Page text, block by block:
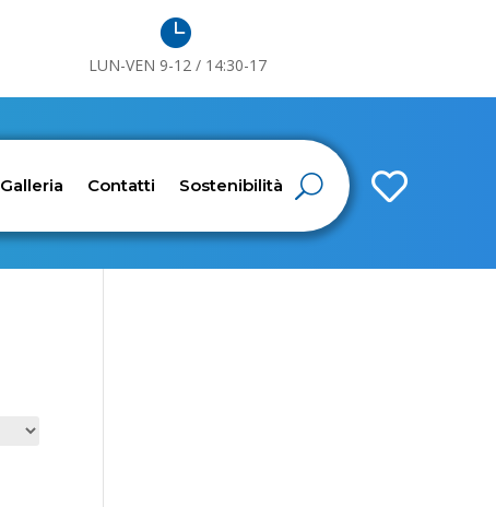

LUN-VEN 9-12 / 14:30-17

Galleria Contatti Sostenibilità